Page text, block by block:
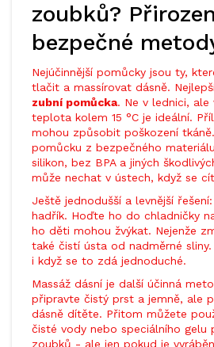
zoubků?
bezpečné
Nejúčinnější pomůcky jsou ty,
tlačit a massírovat dásně.
zubní pomůcka. Ne v lednici,
teplota kolem 15 °C je ideální.
mohou způsobit poškození
pomůcku z bezpečného
silikon, bez BPA a jiných
může nechat v ústech, když se
Ještě jednodušší a levnější
hadřík. Hoďte ho do chladničky
ho děti mohou žvýkat. Nejenže
také čistí ústa od nadměrné
i když se to zdá jednoduché.
Massáž dásní je další účinná
připravte čistý prst a jemně, ale
dásně dítěte. Přitom můžete
čisté vody nebo speciálního gelu
zoubků - ale jen pokud je